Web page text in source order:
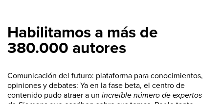
Habilitamos a más de
380.000 autores
Comunicación del futuro: plataforma para conocimientos,
opiniones y debates: Ya en la fase beta, el centro de
contenido pudo atraer a un increíble número de expertos